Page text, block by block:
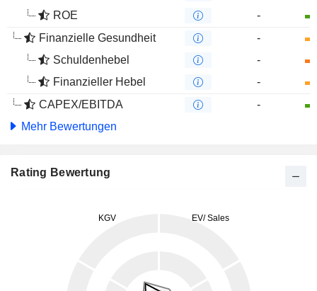
ROE
-
Finanzielle Gesundheit
-
Schuldenhebel
-
Finanzieller Hebel
-
CAPEX/EBITDA
-
Mehr Bewertungen
Rating Bewertung